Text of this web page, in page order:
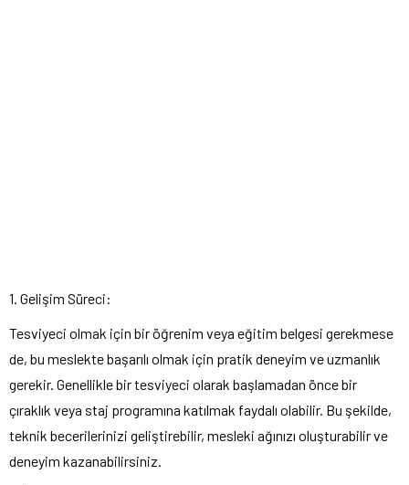
1. Gelişim Süreci:
Tesviyeci olmak için bir öğrenim veya eğitim belgesi gerekmese
de, bu meslekte başarılı olmak için pratik deneyim ve uzmanlık
gerekir. Genellikle bir tesviyeci olarak başlamadan önce bir
çıraklık veya staj programına katılmak faydalı olabilir. Bu şekilde,
teknik becerilerinizi geliştirebilir, mesleki ağınızı oluşturabilir ve
deneyim kazanabilirsiniz.